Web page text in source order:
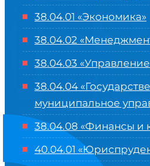
38.04.01 «Экономика»
38.04.02
38.04.03
38.04.04
муниципальное
38.04.08 «Финансы и
40.04.01